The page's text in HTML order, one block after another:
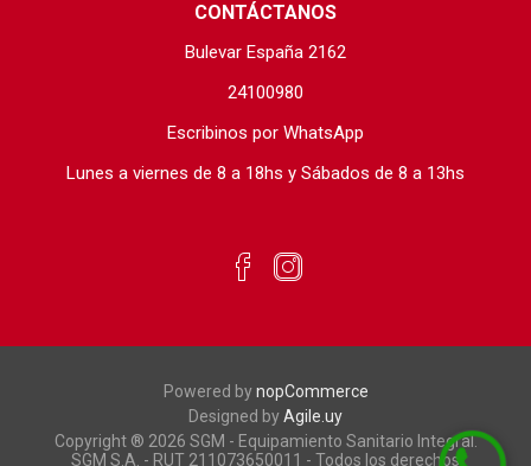
CONTÁCTANOS
Bulevar España 2162
24100980
Escribinos por WhatsApp
Lunes a viernes de 8 a 18hs y Sábados de 8 a 13hs
Powered bynopCommerce
Designed byAgile.uy
Copyright ® 2026 SGM - Equipamiento Sanitario Integral.
SGM S.A. - RUT 211073650011 - Todos los derechos